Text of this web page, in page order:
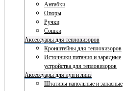
Антабки
Опоры
Ручки
Сошки
Аксессуары для тепловизоров
Кронштейны для тепловизоров
Источники питания и зарядные
устройства для тепловизоров
Аксессуары для луп и линз
Штативы напольные и запасные